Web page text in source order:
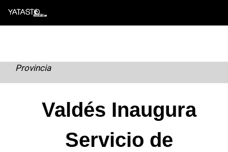
Skip
Provincia
Valdés Inaugura
Servicio de